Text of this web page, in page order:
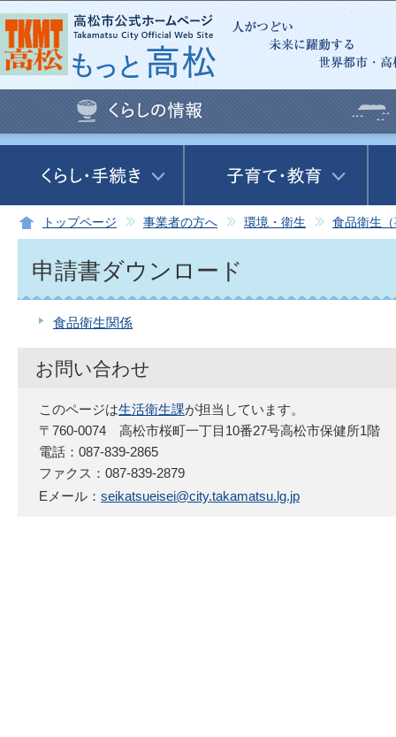
この
トップページ 事業者の方へ 環境・衛生 食品衛生
申請書ダウンロード
食品衛生関係
お問い合わせ
このページは生活衛生課が担当しています。
〒760-0074 高松市桜町一丁目10番27号高松市保健所1階
電話：087-839-2865
ファクス：087-839-2879
Eメール： seikatsueisei@city.takamatsu.lg.jp